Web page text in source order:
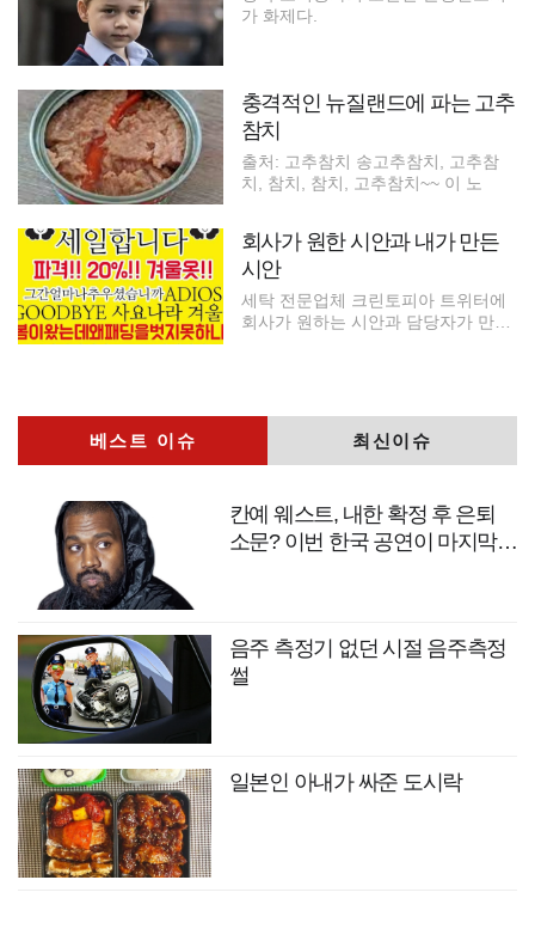
가 화제다.
충격적인 뉴질랜드에 파는 고추
참치
출처: 고추참치 송고추참치, 고추참
치, 참치, 참치, 고추참치~~ 이 노
회사가 원한 시안과 내가 만든
시안
세탁 전문업체 크린토피아 트위터에
회사가 원하는 시안과 담당자가 만든
베스트 이슈 최신이슈
칸예 웨스트, 내한 확정 후 은퇴
소문? 이번 한국 공연이 마지막
음주 측정기 없던 시절 음주측정
썰
일본인 아내가 싸준 도시락